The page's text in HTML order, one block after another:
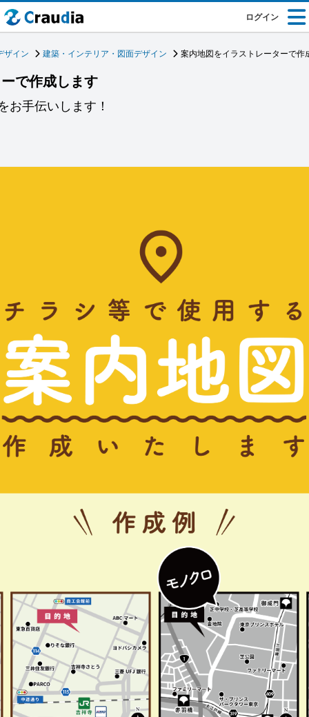
ログイン
ザイン 建築・インテリア・図面デザイン 案内地図をイラストレーターで作
で作成します
お手伝いします！